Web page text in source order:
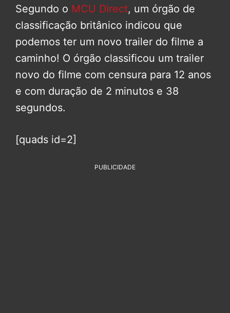
Segundo o MCU Direct, um órgão de
classificação britânico indicou que
podemos ter um novo trailer do filme a
caminho! O órgão classificou um trailer
novo do filme com censura para 12 anos
e com duração de 2 minutos e 38
segundos.
[quads id=2]
PUBLICIDADE